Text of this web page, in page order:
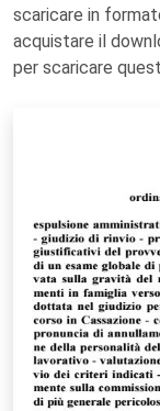
scaricare in
acquistare il
per scaricare